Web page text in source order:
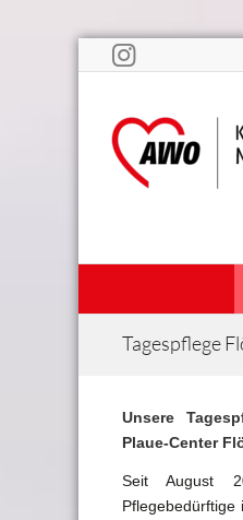
Tagespflege
Unsere
Plaue-Center
Seit August